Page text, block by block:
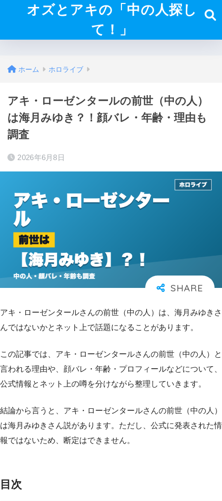
オズとアキの「中の人探し
て！」
ホーム ホロライブ
アキ・ローゼンタールの前世（中の人）
は海月みゆき？！顔バレ・年齢・理由も
調査
2026年6月8日
アキ・ローゼンタールさんの前世（中の人）は、海月みゆきさ
んではないかとネット上で話題になることがあります。
この記事では、アキ・ローゼンタールさんの前世（中の人）と
言われる理由や、顔バレ・年齢・プロフィールなどについて、
公式情報とネット上の噂を分けながら整理していきます。
結論から言うと、アキ・ローゼンタールさんの前世（中の人）
は海月みゆきさん説があります。ただし、公式に発表された情
報ではないため、断定はできません。
目次